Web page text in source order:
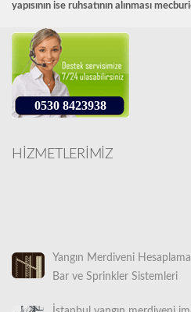
yapısının ise ruhsatının alınması
0530 8423938
HİZMETLERİMİZ
Bar ve Sprinkler Sistemleri